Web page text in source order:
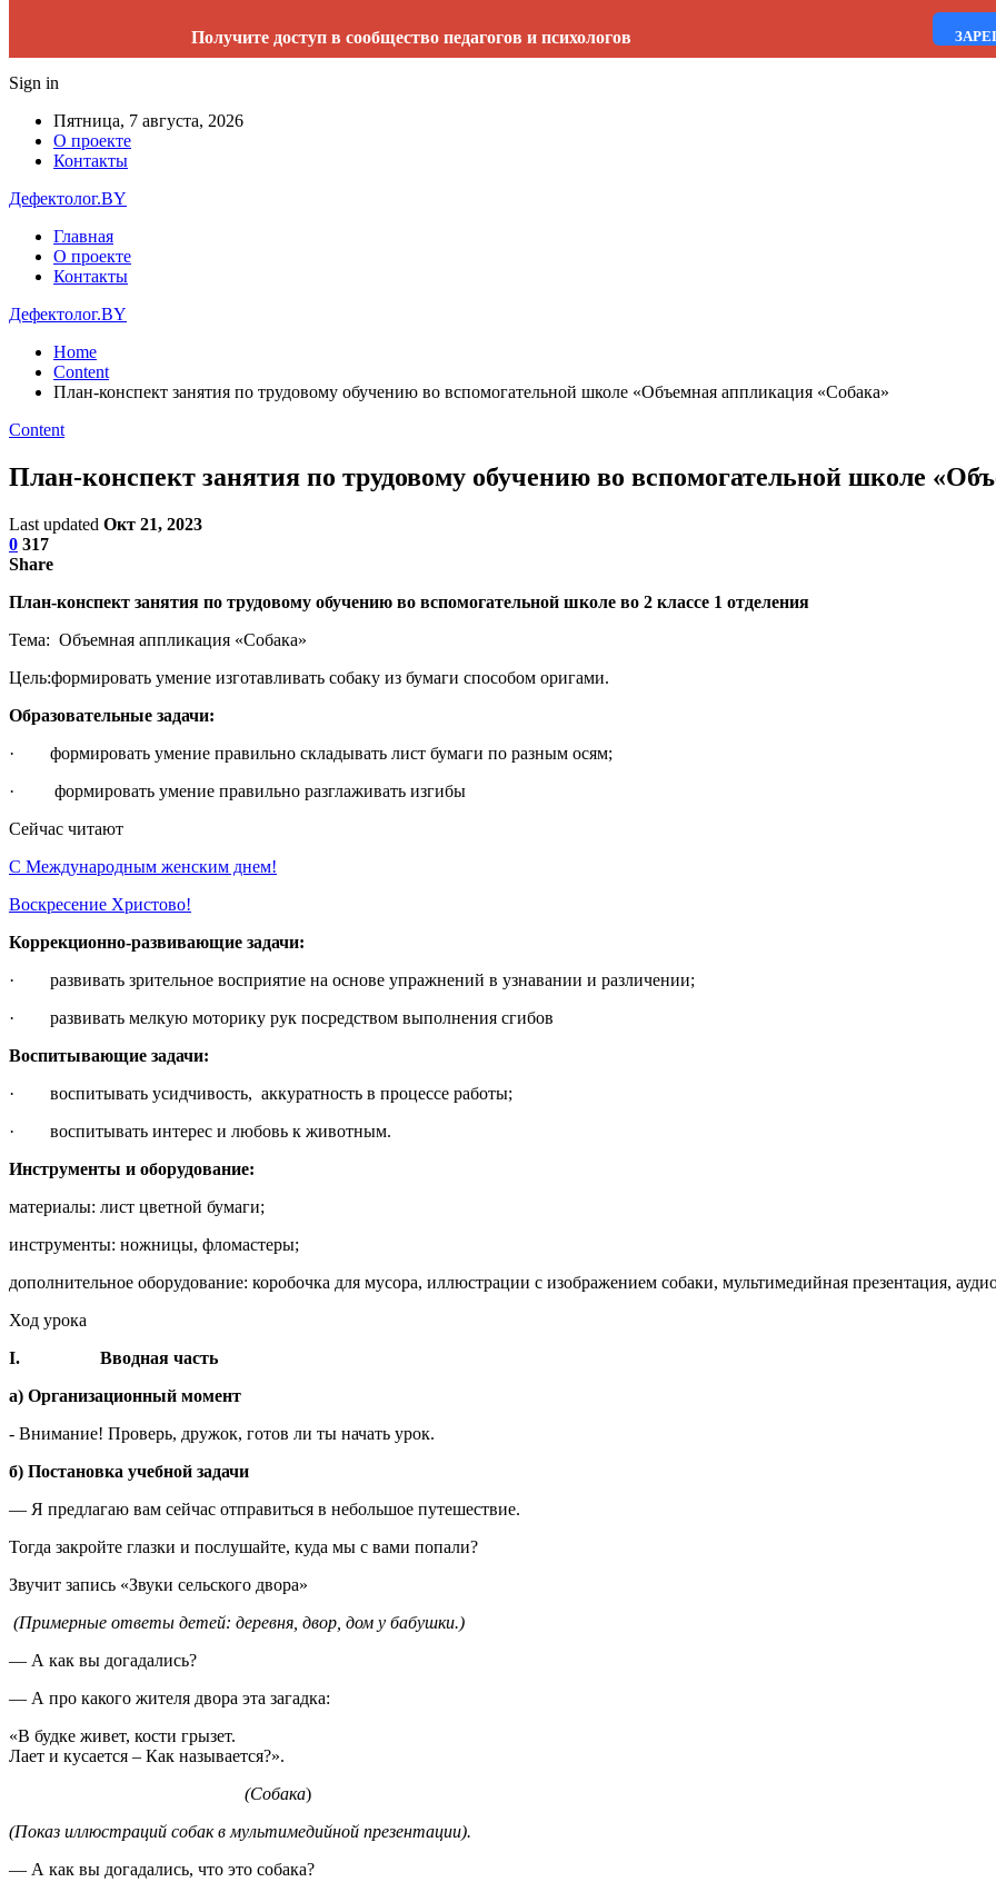
Получите доступ в сообщество педагогов и психологов
Sign in
Пятница, 7 августа, 2026
О проекте
Контакты
Дефектолог.BY
Главная
О проекте
Контакты
Дефектолог.BY
Home
Content
План-конспект занятия по трудовому обучению во вспомогательной школе «Объемная аппликация «Собака»
Content
План-конспект занятия по трудовому обучению во вспомогательной школе
Last updated Окт 21, 2023
0 317
Share
План-конспект занятия по трудовому обучению во вспомогательной школе во 2 классе 1 отделения
Тема: Объемная аппликация «Собака»
Цель:формировать умение изготавливать собаку из бумаги способом оригами.
Образовательные задачи:
· формировать умение правильно складывать лист бумаги по разным осям;
· формировать умение правильно разглаживать изгибы
Сейчас читают
С Международным женским днем!
Воскресение Xристово!
Коррекционно-развивающие задачи:
· развивать зрительное восприятие на основе упражнений в узнавании и различении;
· развивать мелкую моторику рук посредством выполнения сгибов
Воспитывающие задачи:
· воспитывать усидчивость, аккуратность в процессе работы;
· воспитывать интерес и любовь к животным.
Инструменты и оборудование:
материалы: лист цветной бумаги;
инструменты: ножницы, фломастеры;
дополнительное оборудование: коробочка для мусора, иллюстрации с изображением собаки, мультимедийная презентация,
Ход урока
I.
Вводная часть
а) Организационный момент
­­- Внимание! Проверь, дружок, готов ли ты начать урок.
б) Постановка учебной задачи
— Я предлагаю вам сейчас отправиться в небольшое путешествие.
Тогда закройте глазки и послушайте, куда мы с вами попали?
Звучит запись «Звуки сельского двора»
(Примерные ответы детей: деревня, двор, дом у бабушки.)
— А как вы догадались?
— А про какого жителя двора эта загадка:
«В будке живет, кости грызет.
Лает и кусается – Как называется?».
(Собака)
(Показ иллюстраций собак в мультимедийной презентации).
— А как вы догадались, что это собака?